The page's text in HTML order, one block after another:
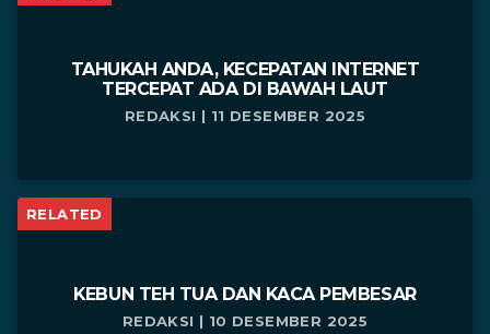
TAHUKAH ANDA, KECEPATAN INTERNET
TERCEPAT ADA DI BAWAH LAUT
REDAKSI | 11 DESEMBER 2025
RELATED
KEBUN TEH TUA DAN KACA PEMBESAR
REDAKSI | 10 DESEMBER 2025